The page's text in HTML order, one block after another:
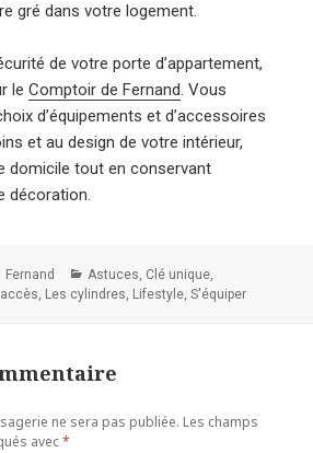
gré dans votre logement.
de votre porte d’appartement,
leComptoir de Fernand. Vous
d’équipements et d’accessoires
et au design de votre intérieur,
domicile tout en conservant
décoration.
Auteur
Fernand Catégories
Astuces, Clé unique,
, Les cylindres, Lifestyle,S'équiper
ne sera pas publiée. Les champs
avec*